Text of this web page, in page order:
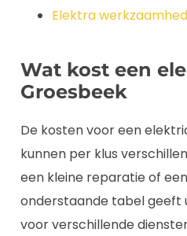
Elektra
Wat kost een
Groesbeek
De kosten voor een
kunnen per klus
een kleine reparatie of
onderstaande tabel geeft
voor verschillende